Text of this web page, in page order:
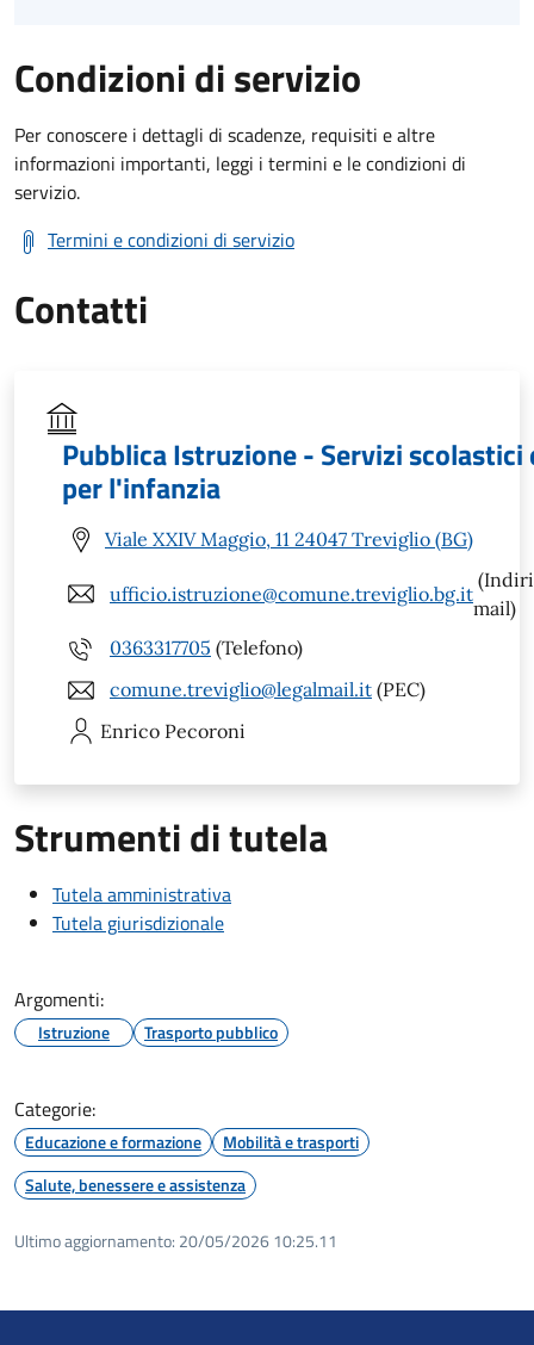
Condizioni di servizio
Per conoscere i dettagli di scadenze, requisiti e altre
informazioni importanti, leggi i termini e le condizioni di
servizio.
Termini e condizioni di servizio
Contatti
Pubblica Istruzione - Servizi scolastici
per l'infanzia
Viale XXIV Maggio, 11 24047 Treviglio (BG)
ufficio.istruzione@comune.treviglio.bg.it
mail)
0363317705 (Telefono)
comune.treviglio@legalmail.it (PEC)
Enrico Pecoroni
Strumenti di tutela
Tutela amministrativa
Tutela giurisdizionale
Argomenti:
Istruzione Trasporto pubblico
Categorie:
Educazione e formazione
Mobilità e trasporti
Salute, benessere e assistenza
Ultimo aggiornamento: 20/05/2026 10:25.11